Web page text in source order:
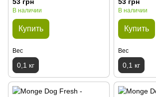
В наличии
Купить
Вес
0,1 кг
В наличии
Купить
Вес
0,1 кг